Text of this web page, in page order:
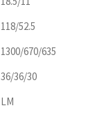
118/52.5
1300/670/635
36/36/30
LM